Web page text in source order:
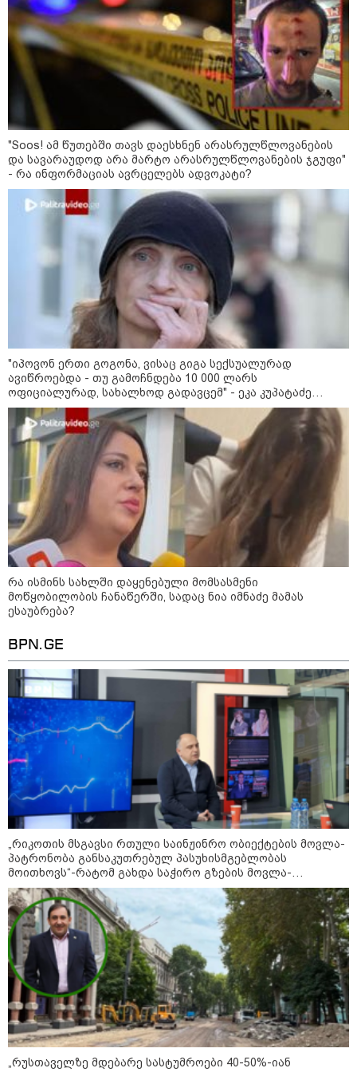
"2008 წელს საქართველო
გადავარჩინეთ - აი, 2012 წლის
"გამარჯვება" ვინც იზეიმეთ,
სწორედ ეგ იყო ქართული
ისტორიული კატასტროფა და
რაც რუსმა ჯარით ვერ აიღო,
შიდა ღალატით გაინაღდა" -
მიხეილ სააკაშვილი
14:20 / 07-08-2026
"ჩემი აზრით, ენამ გაუსწრო
აზრს და არ არის ეს კარგი,
თუმცა თუ რაიმეში არ მეპარება
ეჭვი, გიორგი ბარამიძის
პატრიოტიზმია" - ნიკა გვარამია
13:42 / 07-08-2026
"საქართველო მშვიდი ქვეყანაა,
სტუმართმოყვარე ხალხი ვართ
და ყველას შეუძლია ჩამოვიდეს,
არავინ შეზღუდული არაა" - კახა
კალაძე
13:27 / 07-08-2026
"სტუმართმოყვარე ხალხი ვართ
- რუსს, ყაზახს, უკრაინელს,
შვეიცარიელს, იტალიელს,
ამერიკელს, შეუძლია
ჩამოვიდეს, დახარჯოს ფული...
არავინ შეზღუდული არაა" -
კალაძე
კატეგორიის ყველა სიახლე
„რიკოთის მსგავსი რთული
საინჟინრო ობიექტების მოვლა-
პატრონობა განსაკუთრებულ
„რუსთაველზე მდებარე
სასტუმროები 40-50%-იან
გაუქმებებს იღებენ, საკმაოდ დიდი
ზარალისკენ წავალთ - მეგონა,
ვიღაც მოიფიქრებდა და ბიზნესს
„ფასები 2-3 წელში გაორმაგდება“
- ლოკაციები თბილისის
შემოგარენში, სადაც შესაძლოა,
მიწები გაძვირდეს
სამართალი
"Soos! ამ წუთებში თავს დაესხნენ არასრულწლოვანების
და სავარაუდოდ არა მარტო არასრულწლოვანების ჯგუფი"
- რა ინფორმაციას ავრცელებს ადვოკატი?
"იპოვონ ერთი გოგონა, ვისაც გიგა სექსუალურად
ავიწროებდა - თუ გამოჩნდება 10 000 ლარს
ოფიციალურად, სახალხოდ გადავცემ" - ეკა კუპატაძე
განცხადებას ავრცელებს
რა ისმინს სახლში დაყენებული მომსასმენი
მოწყობილობის ჩანაწერში, სადაც ნია იმნაძე მამას
ესაუბრება?
BPN.GE
„რიკოთის მსგავსი რთული საინჟინრო ობიექტების მოვლა-
პატრონობა განსაკუთრებულ პასუხისმგებლობას
მოითხოვს“-რატომ გახდა საჭირო გზების მოვლა-
პატრონობისთვის სახელმწიფო კომპანიის შექმნა
„რუსთაველზე მდებარე სასტუმროები 40-50%-იან